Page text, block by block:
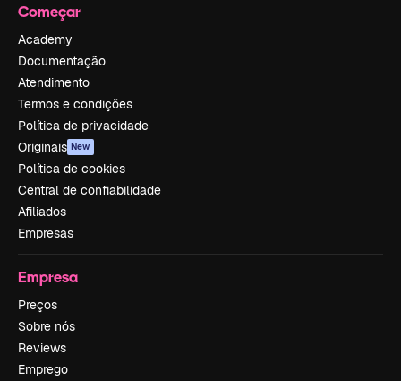
Começar
Academy
Documentação
Atendimento
Termos e condições
Política de privacidade
Originais New
Política de cookies
Central de confiabilidade
Afiliados
Empresas
Empresa
Preços
Sobre nós
Reviews
Emprego